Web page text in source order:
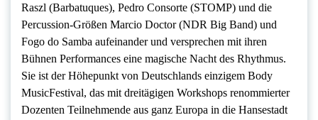
Raszl (Barbatuques), Pedro Consorte (STOMP) und die
Percussion-Größen Marcio Doctor (NDR Big Band) und
Fogo do Samba aufeinander und versprechen mit ihren
Bühnen Performances eine magische Nacht des Rhythmus.
Sie ist der Höhepunkt von Deutschlands einzigem Body
MusicFestival, das mit dreitägigen Workshops renommierter
Dozenten Teilnehmende aus ganz Europa in die Hansestadt